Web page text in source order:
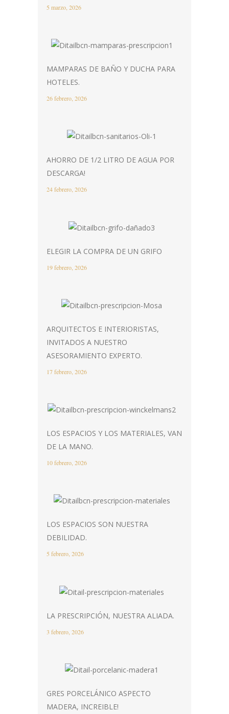
5 marzo, 2026
MAMPARAS DE BAÑO Y DUCHA PARA
HOTELES.
26 febrero, 2026
AHORRO DE 1/2 LITRO DE AGUA POR
DESCARGA!
24 febrero, 2026
ELEGIR LA COMPRA DE UN GRIFO
19 febrero, 2026
ARQUITECTOS E INTERIORISTAS,
INVITADOS A NUESTRO
ASESORAMIENTO EXPERTO.
17 febrero, 2026
LOS ESPACIOS Y LOS MATERIALES, VAN
DE LA MANO.
10 febrero, 2026
LOS ESPACIOS SON NUESTRA
DEBILIDAD.
5 febrero, 2026
LA PRESCRIPCIÓN, NUESTRA ALIADA.
3 febrero, 2026
GRES PORCELÁNICO ASPECTO
MADERA, INCREIBLE!